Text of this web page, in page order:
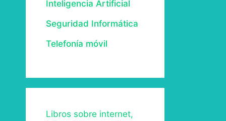
Inteligencia Artificial
Seguridad Informática
Telefonía móvil
Libros sobre internet,